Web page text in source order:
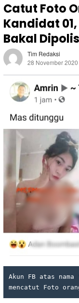
Catut Foto
Kandidat
Bakal
Tim Redaksi
28 November 2020
Akun FB atas
mencatut Foto